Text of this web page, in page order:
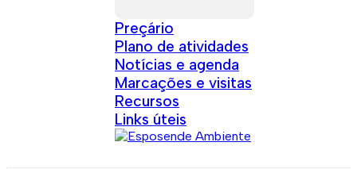
Preçário
Plano de atividades
Notícias e agenda
Marcações e visitas
Recursos
Links úteis